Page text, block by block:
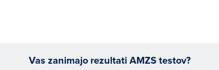
Vas zanimajo rezultati AMZS testov?